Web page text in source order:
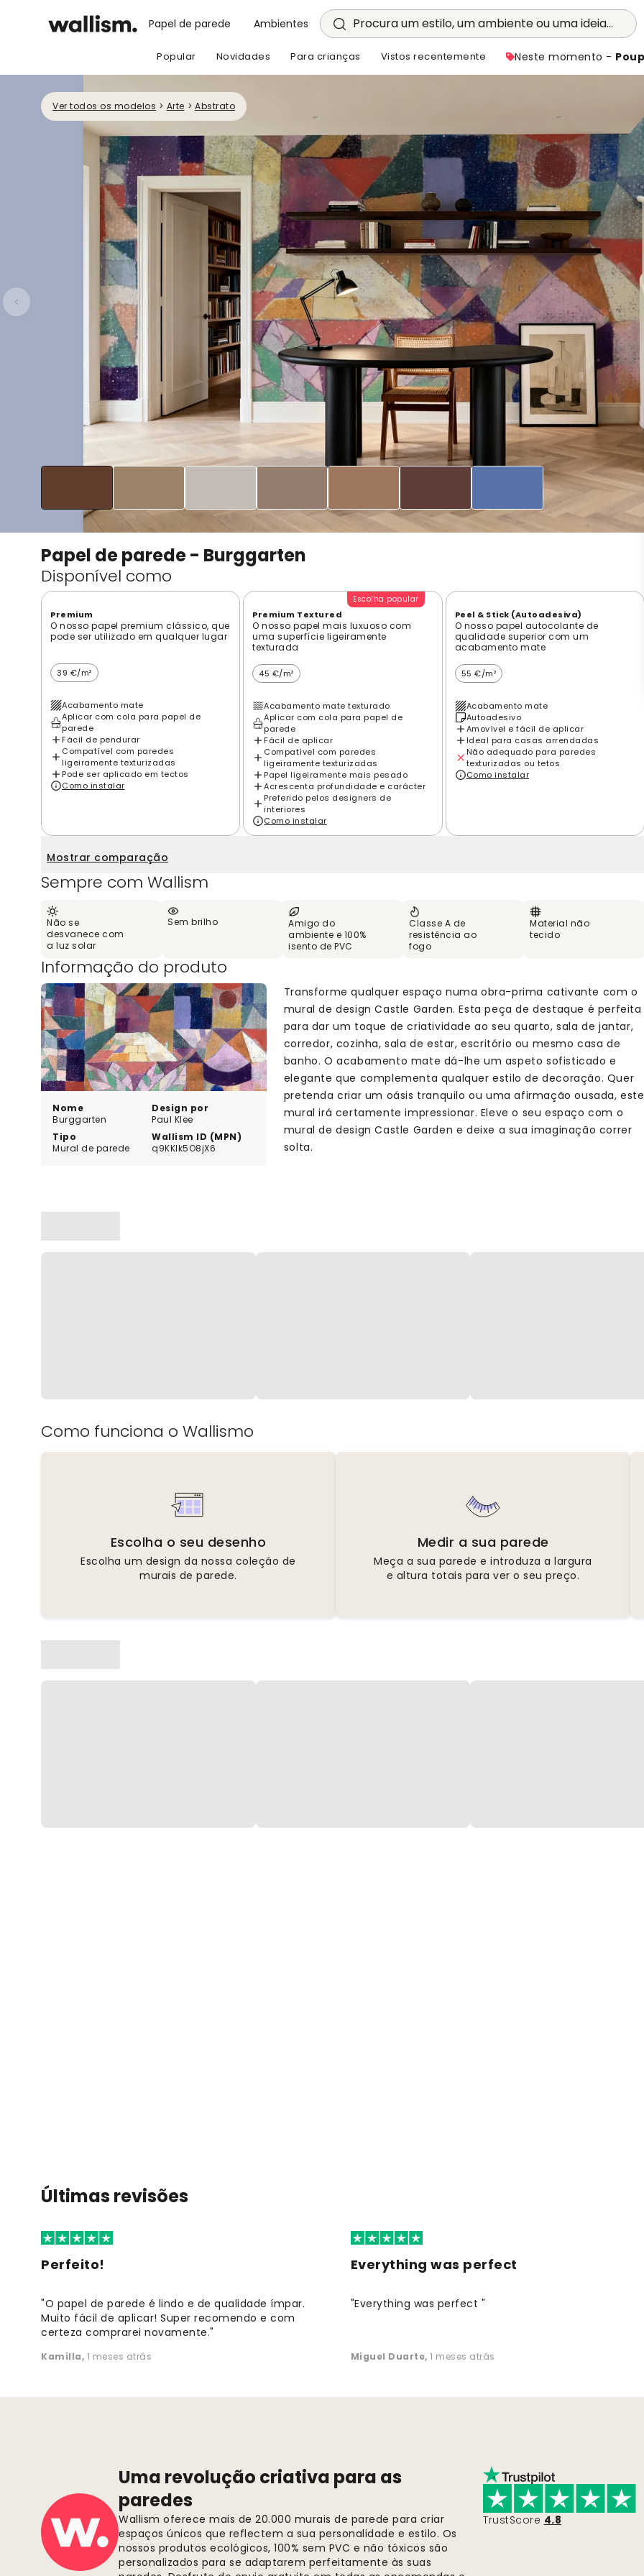
Papel de parede Ambientes Procura um estilo, um ambiente ou uma ideia...
Popular Novidades Para crianças Vistos recentemente Neste momento -
Ver todos os modelos > Arte > Abstrato
Papel de parede - Burggarten
Disponível como
Premium
O nosso papel premium clássico, que
pode ser utilizado em qualquer lugar
39 €/m²
Acabamento mate
Aplicar com cola para papel de
parede
Fácil de pendurar
Compatível com paredes
ligeiramente texturizadas
Pode ser aplicado em tectos
Como instalar
Escolha popular
Premium Textured
O nosso papel mais luxuoso com
uma superfície ligeiramente
texturada
45 €/m²
Acabamento mate texturado
Aplicar com cola para papel de
parede
Fácil de aplicar
Compatível com paredes
ligeiramente texturizadas
Papel ligeiramente mais pesado
Acrescenta profundidade e carácter
Preferido pelos designers de
interiores
Como instalar
Peel & Stick (Autoadesiva)
O nosso papel autocolante de
qualidade superior com um
acabamento mate
55 €/m²
Acabamento mate
Autoadesivo
Amovível e fácil de aplicar
Ideal para casas arrendadas
Não adequado para paredes
texturizadas ou tetos
Como instalar
Mostrar comparação
Sempre com Wallism
Não se
desvanece com
a luz solar
Sem brilho
Amigo do
ambiente e 100%
isento de PVC
Classe A de
resistência ao
fogo
Material não
tecido
Informação do produto
Nome
Burggarten
Design por
Paul Klee
Tipo
Mural de parede
Wallism ID (MPN)
q9KKlk5O8jX6
Transforme qualquer espaço numa obra-prima cativante com o
mural de design Castle Garden. Esta peça de destaque é perfeita
para dar um toque de criatividade ao seu quarto, sala de jantar,
corredor, cozinha, sala de estar, escritório ou mesmo casa de
banho. O acabamento mate dá-lhe um aspeto sofisticado e
elegante que complementa qualquer estilo de decoração. Quer
pretenda criar um oásis tranquilo ou uma afirmação ousada, este
mural irá certamente impressionar. Eleve o seu espaço com o
mural de design Castle Garden e deixe a sua imaginação correr
solta.
Como funciona o Wallismo
Escolha o seu desenho
Escolha um design da nossa coleção de
murais de parede.
Medir a sua parede
Meça a sua parede e introduza a largura
e altura totais para ver o seu preço.
Últimas revisões
Perfeito!
"O papel de parede é lindo e de qualidade ímpar.
Muito fácil de aplicar! Super recomendo e com
certeza comprarei novamente."
Kamilla, 1 meses atrás
Everything was perfect
"Everything was perfect "
Miguel Duarte, 1 meses atrás
Uma revolução criativa para as
paredes
Wallism oferece mais de 20.000 murais de parede para criar
espaços únicos que reflectem a sua personalidade e estilo. Os
nossos produtos ecológicos, 100% sem PVC e não tóxicos são
personalizados para se adaptarem perfeitamente às suas
TrustScore 4.8